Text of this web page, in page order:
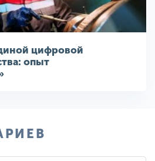
цифровой
опыт